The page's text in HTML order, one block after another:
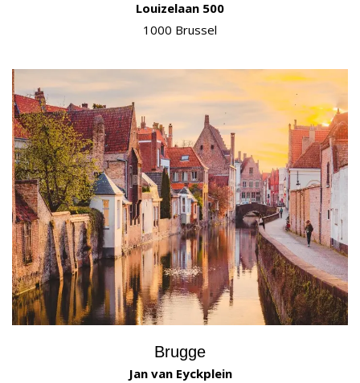
Louizelaan 500
1000 Brussel
Brugge
Jan van Eyckplein